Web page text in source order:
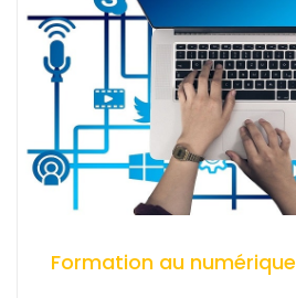
Formation au numérique